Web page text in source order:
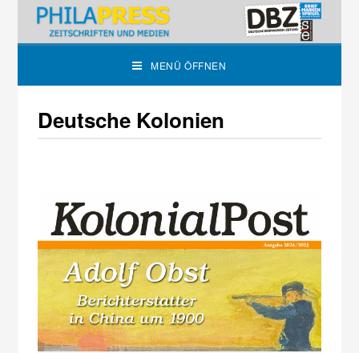
MENÜ ÖFFNEN
Deutsche Kolonien